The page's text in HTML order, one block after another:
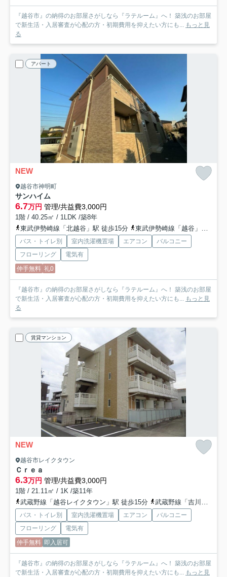
『越谷市』の納得のお部屋さがしなら『ラテルーム』へ！ 築浅のお部屋
で新生活・入居審査が心配の方・初期費用を抑えたい方にも... もっと見
る
アパート
NEW
越谷市神明町
サンハイム
6.7万円 管理/共益費3,000円
1階 / 40.25㎡ / 1LDK /築8年
東武伊勢崎線「北越谷」駅 徒歩15分
東武伊勢崎線「越谷」駅 徒歩20分
バス・トイレ別 室内洗濯機置場 エアコン
バルコニー
フローリング
電気有
仲手無料 礼0
『越谷市』の納得のお部屋さがしなら『ラテルーム』へ！ 築浅のお部屋
で新生活・入居審査が心配の方・初期費用を抑えたい方にも... もっと見
る
賃貸マンション
NEW
越谷市レイクタウン
Ｃｒｅａ
6.3万円 管理/共益費3,000円
1階 / 21.11㎡ / 1K /築11年
武蔵野線「越谷レイクタウン」駅 徒歩15分
武蔵野線「吉川」駅 バス15分 朝日バス「公園入口（埼玉県）」 停歩8分
バス・トイレ別 室内洗濯機置場 エアコン
バルコニー
フローリング
電気有
仲手無料 即入居可
『越谷市』の納得のお部屋さがしなら『ラテルーム』へ！ 築浅のお部屋
で新生活・入居審査が心配の方・初期費用を抑えたい方にも... もっと見